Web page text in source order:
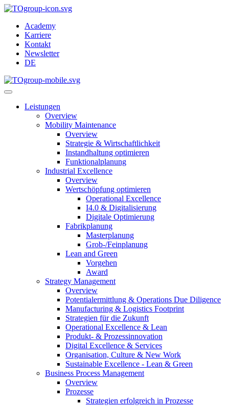
Academy
Karriere
Kontakt
Newsletter
DE
Leistungen
Overview
Mobility Maintenance
Overview
Strategie & Wirtschaftlichkeit
Instandhaltung optimieren
Funktionalplanung
Industrial Excellence
Overview
Wertschöpfung optimieren
Operational Excellence
I4.0 & Digitalisierung
Digitale Optimierung
Fabrikplanung
Masterplanung
Grob-/Feinplanung
Lean and Green
Vorgehen
Award
Strategy Management
Overview
Potentialermittlung & Operations Due Diligence
Manufacturing & Logistics Footprint
Strategien für die Zukunft
Operational Excellence & Lean
Produkt- & Prozessinnovation
Digital Excellence & Services
Organisation, Culture & New Work
Sustainable Excellence - Lean & Green
Business Process Management
Overview
Prozesse
Strategien erfolgreich in Prozesse